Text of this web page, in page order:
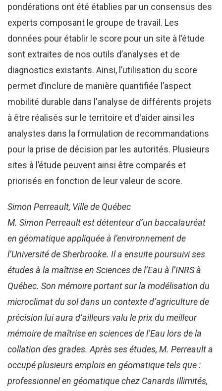
pondérations ont été établies par un consensus des
experts composant le groupe de travail. Les
données pour établir le score pour un site à l’étude
sont extraites de nos outils d’analyses et de
diagnostics existants. Ainsi, l’utilisation du score
permet d’inclure de manière quantifiée l’aspect
mobilité durable dans l'analyse de différents projets
à être réalisés sur le territoire et d'aider ainsi les
analystes dans la formulation de recommandations
pour la prise de décision par les autorités. Plusieurs
sites à l’étude peuvent ainsi être comparés et
priorisés en fonction de leur valeur de score.
Simon Perreault, Ville de Québec
M. Simon Perreault est détenteur d’un baccalauréat
en géomatique appliquée à l’environnement de
l’Université de Sherbrooke. Il a ensuite poursuivi ses
études à la maîtrise en Sciences de l’Eau à l’INRS à
Québec. Son mémoire portant sur la modélisation du
microclimat du sol dans un contexte d’agriculture de
précision lui aura d’ailleurs valu le prix du meilleur
mémoire de maîtrise en sciences de l’Eau lors de la
collation des grades. Après ses études, M. Perreault a
occupé plusieurs emplois en géomatique tels que :
professionnel en géomatique chez Canards Illimités,